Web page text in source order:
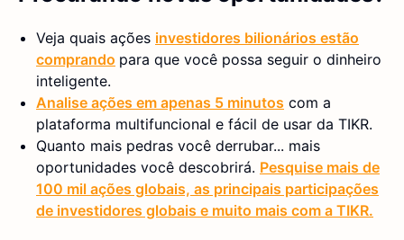
Veja quais ações investidores bilionários estão
comprando para que você possa seguir o dinheiro
inteligente.
Analise ações em apenas 5 minutos com a
plataforma multifuncional e fácil de usar da TIKR.
Quanto mais pedras você derrubar... mais
oportunidades você descobrirá. Pesquise mais de
100 mil ações globais, as principais participações
de investidores globais e muito mais com a TIKR.